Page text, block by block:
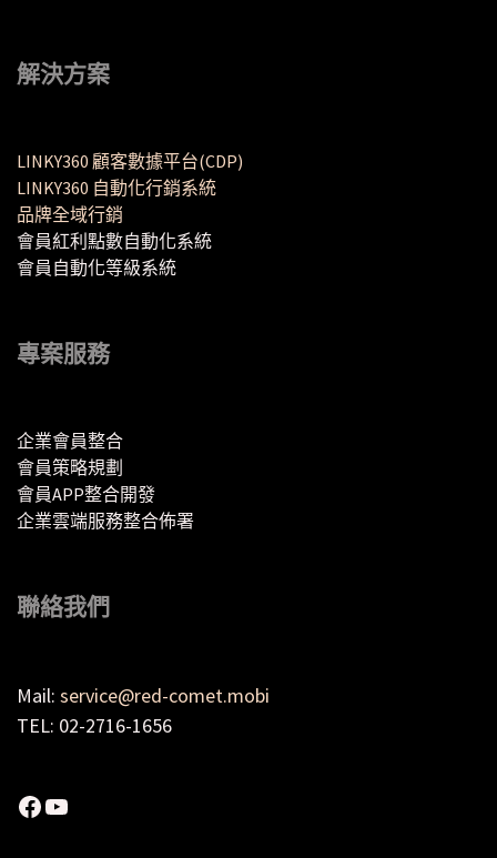
解決方案
LINKY360 顧客數據平台(CDP)
LINKY360 自動化行銷系統
品牌全域行銷
會員紅利點數自動化系統
會員自動化等級系統
專案服務
企業會員整合
會員策略規劃
會員APP整合開發
企業雲端服務整合佈署
聯絡我們
Mail: service@red-comet.mobi
TEL: 02-2716-1656
Facebook
YouTube